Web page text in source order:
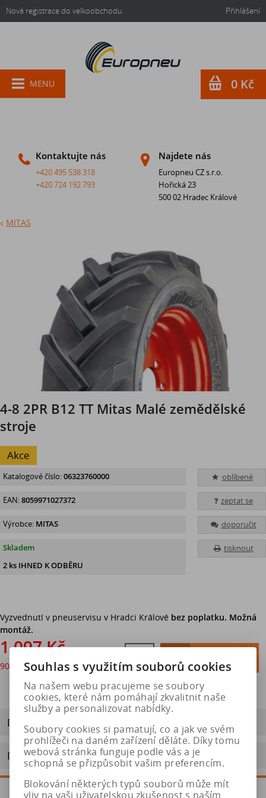
Nová registrace do velkoobchodu Přihlášení
Kontaktujte nás
+420 495 538 318
+420 724 192 793
Najdete nás
Europneu CZ s.r.o.
Hořická 23
500 02 Hradec Králové
MENU 0 Kč
MITAS
4-8 2PR B12 TT Mitas Malé zemědělské
stroje
Akce
oblíbené
zeptat se
doporučit
tisknout
Katalogové číslo:06323760000
EAN:8059971027372
Výrobce: MITAS
Skladem
2 ks IHNED K ODBĚRU
Vyzvednutí v pneuservisu v Hradci Králové bez poplatku. Možná
montáž.
1 097 Kč
907 Kčbez DPH


Dotaz na výrobek
Doporučit výrobek
Souhlas s využitím souborů cookies
Na našem webu pracujeme se soubory
cookies, které nám pomáhají zkvalitnit naše
služby a personalizovat nabídky.
Soubory cookies si pamatují, co a jak ve svém
prohlížeči na daném zařízení děláte. Díky tomu
webová stránka funguje podle vás a je
schopná se přizpůsobit vašim preferencím.
Blokování některých typů souborů může mít
vliv na vaši uživatelskou zkušenost s naším